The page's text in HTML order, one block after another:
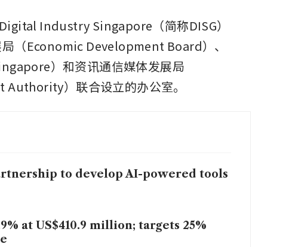
Industry Singapore（简称DISG）
（Economic Development Board）、
）和资讯通信媒体发展局
）联合设立的办公室。
to develop AI-powered tools
at US$410.9 million; targets 25%